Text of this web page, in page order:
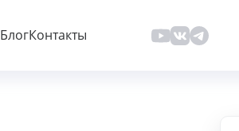
БлогКонтакты